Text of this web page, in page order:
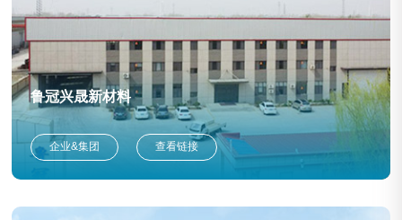
鲁冠兴晟新材料
企业&集团 查看链接